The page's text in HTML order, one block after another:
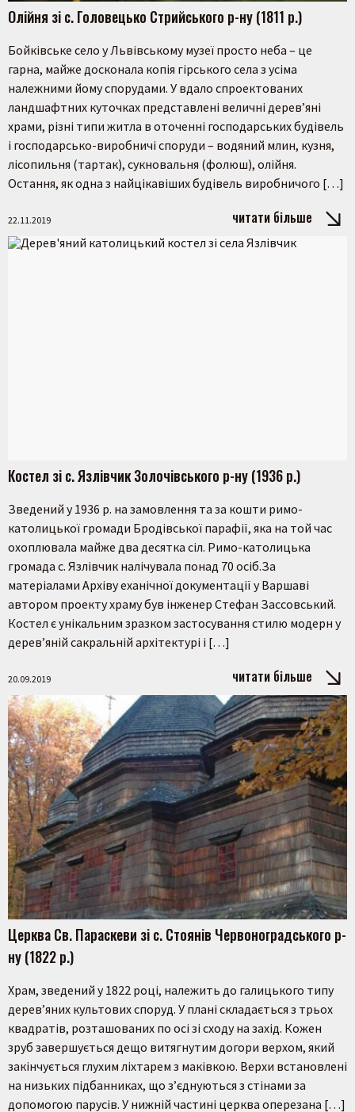
Олійня зі с. Головецько Стрийського р-ну (1811 р.)
Бойківське село у Львівському музеї просто неба – це
гарна, майже досконала копія гірського села з усіма
належними йому спорудами. У вдало спроектованих
ландшафтних куточках представлені величні дерев’яні
храми, різні типи житла в оточенні господарських будівель
і господарсько-виробничі споруди – водяний млин, кузня,
лісопильня (тартак), сукновальня (фолюш), олійня.
Остання, як одна з найцікавіших будівель виробничого […]
22.11.2019 читати більше
Костел зі с. Язлівчик Золочівського р-ну (1936 р.)
Зведений у 1936 р. на замовлення та за кошти римо-
католицької громади Бродівської парафії, яка на той час
охоплювала майже два десятка сіл. Римо-католицька
громада с. Язлівчик налічувала понад 70 осіб.За
матеріалами Архіву еханічної документації у Варшаві
автором проекту храму був інженер Стефан Зассовський.
Костел є унікальним зразком застосування стилю модерн у
дерев’яній сакральній архітектурі і […]
20.09.2019 читати більше
Церква Св. Параскеви зі с. Стоянів Червоноградського р-
ну (1822 р.)
Храм, зведений у 1822 році, належить до галицького типу
дерев’яних культових споруд. У плані складається з трьох
квадратів, розташованих по осі зі сходу на захід. Кожен
зруб завершується дещо витягнутим догори верхом, який
закінчується глухим ліхтарем з маківкою. Верхи встановлені
на низьких підбанниках, що з’єднуються з стінами за
допомогою парусів. У нижній частині церква оперезана […]